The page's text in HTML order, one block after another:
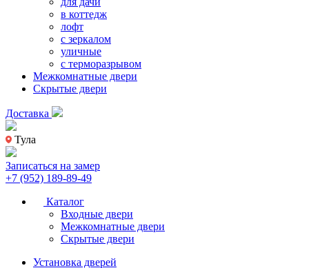
в коттедж
лофт
с зеркалом
уличные
с терморазрывом
Межкомнатные двери
Скрытые двери
Доставка
Тула
Записаться на замер
+7 (952) 189-89-49
Каталог
Входные двери
Межкомнатные двери
Скрытые двери
Установка дверей